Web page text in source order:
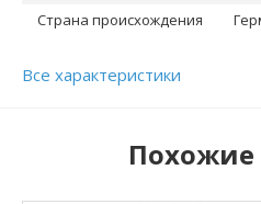
Страна происхождения
Все характеристики
Похожие